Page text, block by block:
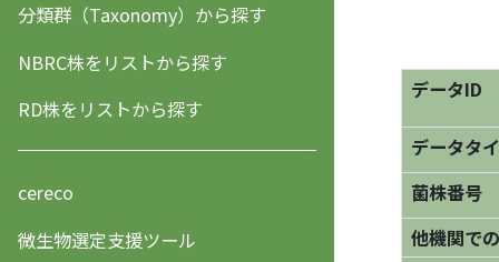
分類群（Taxonomy）から探す
NBRC株をリストから探す
RD株をリストから探す
cereco
微生物選定支援ツール
データID
データタ
菌株番号
他機関で